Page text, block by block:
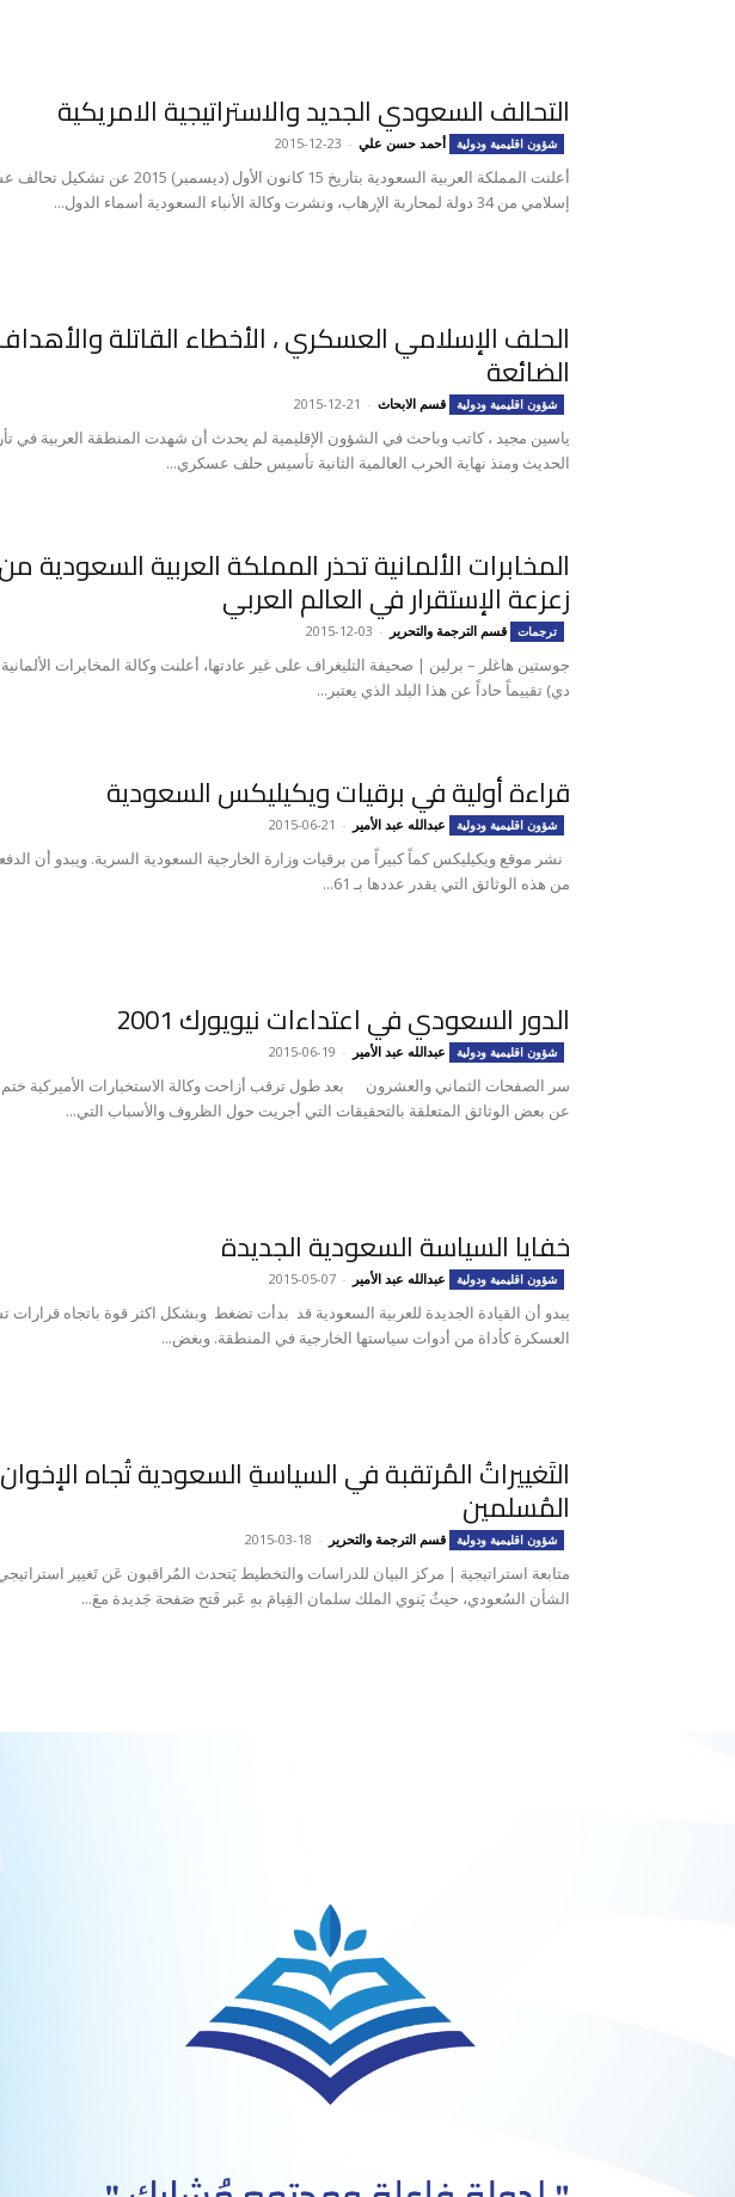
التحالف السعودي الجديد والاستراتيجية الامريكية
شؤون اقليمية ودولية أحمد حسن علي -
2015-12-23
أعلنت المملكة العربية السعودية بتاريخ 15 كانون الأول (ديسمبر)
إسلامي من 34 دولة لمحاربة الإرهاب، ونشرت وكالة الأنباء السعودية أسماء الدول...
الحلف الإسلامي العسكري ، الأخطاء القاتلة
الضائعة
شؤون اقليمية ودولية قسم الابحاث -
2015-12-21
ياسين مجيد ، كاتب وباحث في الشؤون الإقليمية لم يحدث أن شهدت المنطقة العربية في
الحديث ومنذ نهاية الحرب العالمية الثانية تأسيس حلف عسكري...
المخابرات الألمانية تحذر المملكة العربية السعودية من
زعزعة الإستقرار في العالم العربي
ترجمات قسم الترجمة والتحرير -
2015-12-03
جوستين هاغلر – برلين | صحيفة التليغراف على غير عادتها، أعلنت وكالة المخابرات
دي) ​​تقييماً حاداً عن هذا البلد الذي يعتبر...
قراءة أولية في برقيات ويكيليكس السعودية
شؤون اقليمية ودولية عبدالله عبد الأمير -
2015-06-21
نشر موقع ويكيليكس كماً كبيراً من برقيات وزارة الخارجية السعودية السرية. ويبدو أن
من هذه الوثائق التي يقدر عددها بـ 61...
الدور السعودي في اعتداءات نيويورك 2001
شؤون اقليمية ودولية عبدالله عبد الأمير -
2015-06-19
سر الصفحات الثماني والعشرون بعد طول ترقب أزاحت وكالة الاستخبارات الأميركية
عن بعض الوثائق المتعلقة بالتحقيقات التي أجريت حول الظروف والأسباب التي...
خفايا السياسة السعودية الجديدة
شؤون اقليمية ودولية عبدالله عبد الأمير -
2015-05-07
يبدو أن القيادة الجديدة للعربية السعودية قد بدأت تضغط وبشكل اكثر قوة باتجاه قرارات
العسكرة كأداة من أدوات سياستها الخارجية في المنطقة. وبغض...
التَغييراتُ المُرتقبة في السياسةِ السعودية تُجاه الإخوان
المُسلمين
شؤون اقليمية ودولية قسم الترجمة والتحرير -
2015-03-18
متابعة استراتيجية | مركز البيان للدراسات والتخطيط يَتحدث المُراقبون عَن تَغيير
الشأن السُعودي، حيثُ يَنوي الملك سلمان القِيامَ بهِ عَبر فَتح صَفحة جَديدة معَ...